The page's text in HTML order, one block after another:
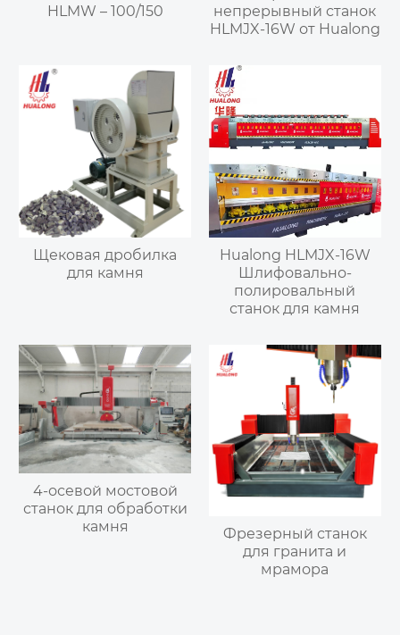
HLMW – 100/150
непрерывный станок
HLMJX-16W от Hualong
Щековая дробилка
для камня
Hualong HLMJX-16W
Шлифовально-
полировальный
станок для камня
4-осевой мостовой
станок для обработки
камня
Фрезерный станок
для гранита и
мрамора